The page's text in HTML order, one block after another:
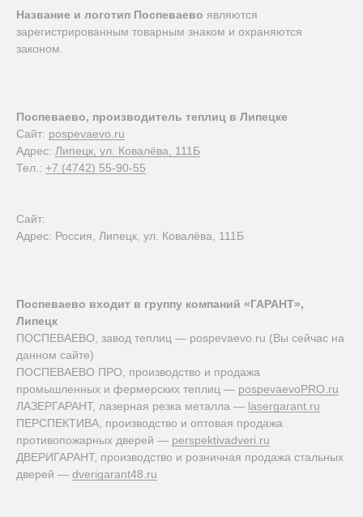
Название и логотип Поспеваево являются
зарегистрированным товарным знаком и охраняются
законом.
Поспеваево, производитель теплиц в Липецке
Сайт: pospevaevo.ru
Адрес: Липецк, ул. Ковалёва, 111Б
Тел.: +7 (4742) 55-90-55
Сайт:
Адрес: Россия, Липецк, ул. Ковалёва, 111Б
Поспеваево входит в группу компаний «ГАРАНТ»,
Липецк
ПОСПЕВАЕВО, завод теплиц — pospevaevo.ru (Вы сейчас на
данном сайте)
ПОСПЕВАЕВО ПРО, производство и продажа
промышленных и фермерских теплиц — pospevaevoPRO.ru
ЛАЗЕРГАРАНТ, лазерная резка металла — lasergarant.ru
ПЕРСПЕКТИВА, производство и оптовая продажа
противопожарных дверей — perspektivadveri.ru
ДВЕРИГАРАНТ, производство и розничная продажа стальных
дверей — dverigarant48.ru